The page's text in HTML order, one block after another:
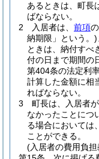
あるときは、町長
ばならない。
2
入居者は、 前項
納期限」という。)
ときは、納付すべ
付の日まで期間の
第404条の法定利
計算した金額に相
ればならない。
3
町長は、入居者が
なかったことにつ
る場合においては、
ことができる。
(入居者の費用負担